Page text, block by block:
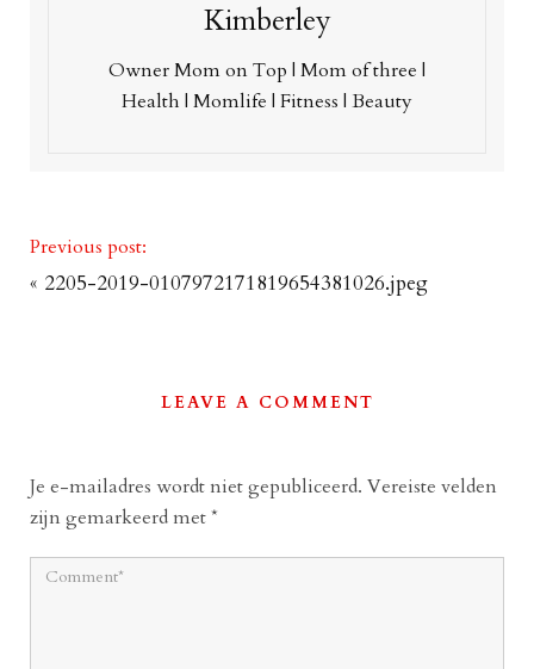
Kimberley
Owner Mom on Top | Mom of three |
Health | Momlife | Fitness | Beauty
Previous post:
« 2205-2019-0107972171819654381026.jpeg
LEAVE A COMMENT
Je e-mailadres wordt niet gepubliceerd. Vereiste velden
zijn gemarkeerd met*